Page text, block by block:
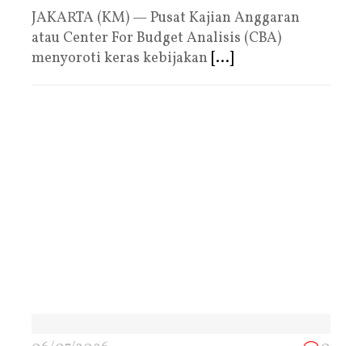
JAKARTA (KM) — Pusat Kajian Anggaran
atau Center For Budget Analisis (CBA)
menyoroti keras kebijakan [...]